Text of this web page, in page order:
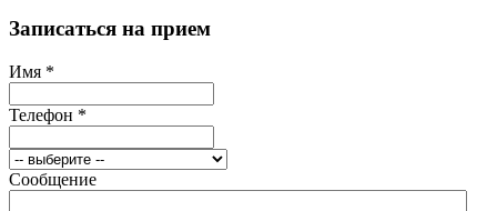
Записаться на прием
Имя *
Телефон *
Сообщение